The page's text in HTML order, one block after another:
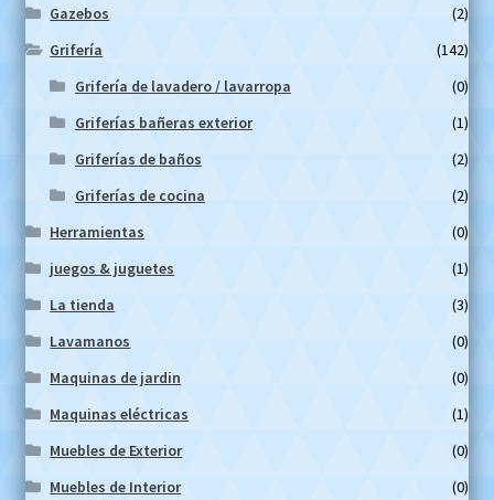
Gazebos
(2)
Grifería
(142)
Grifería de lavadero / lavarropa
(0)
Griferías bañeras exterior
(1)
Griferías de baños
(2)
Griferías de cocina
(2)
Herramientas
(0)
juegos & juguetes
(1)
La tienda
(3)
Lavamanos
(0)
Maquinas de jardin
(0)
Maquinas eléctricas
(1)
Muebles de Exterior
(0)
Muebles de Interior
(0)